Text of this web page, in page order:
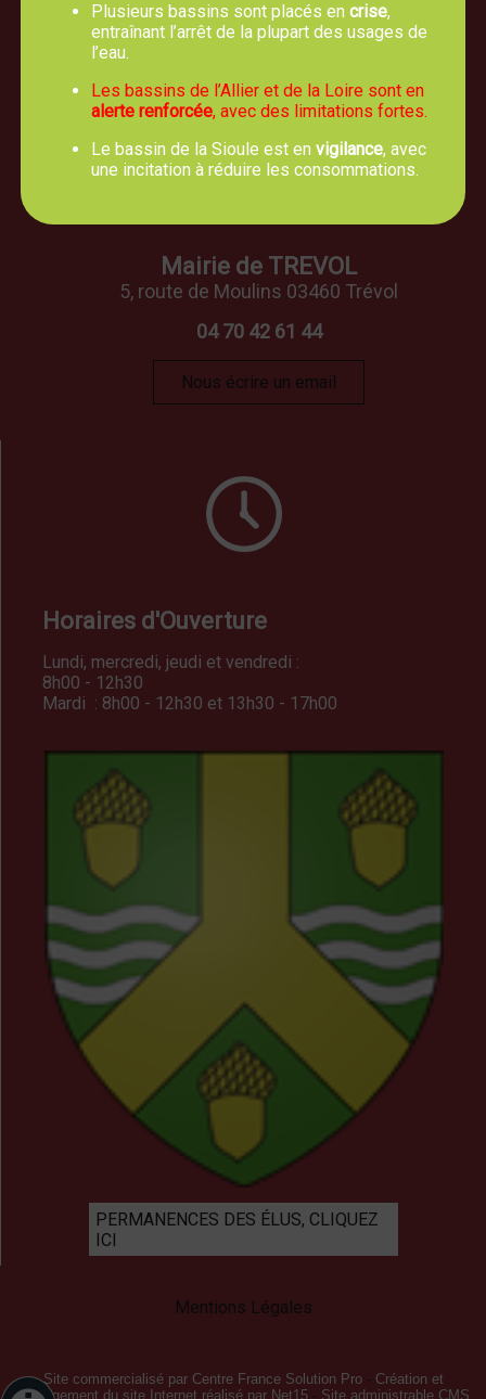
Mairie de TREVOL
5, route de Moulins 03460 Trévol
04 70 42 61 44
Nous écrire un email
Horaires d'Ouverture
Lundi, mercredi, jeudi et vendredi :
8h00 - 12h30
Mardi : 8h00 - 12h30 et 13h30 - 17h00
PERMANENCES DES ÉLUS, CLIQUEZ
ICI
Mentions Légales
Site commercialisé par Centre France Solution Pro- Création et
hébergement du site Internet réalisé par Net15- Site administrable CMS
Plusieurs bassins sont placés en crise,
entraînant l’arrêt de la plupart des usages de
l’eau.
Les bassins de l’Allier et de la Loire sont en
alerte renforcée, avec des limitations fortes.
Le bassin de la Sioule est en vigilance, avec
une incitation à réduire les consommations.